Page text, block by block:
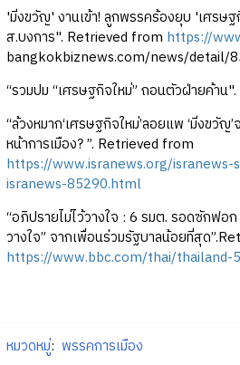
'มิ่งขวัญ' งานเข้า! ลูกพรรคร้องยุบ 'เศรษ
ส.บงการ". Retrieved from https://
bangkokbiznews.com/news/detail/
“รวมปม “เศรษฐกิจใหม่” ถอนตัวฝ่ายค้าน
“ล้วงหมาก‘เศรษฐกิจใหม่’ลอยแพ ‘มิ่งขวัญ
หน้าการเมือง? ”. Retrieved from
https://www.isranews.org/
isranews-85290.html
“อภิปรายไม่ไว้วางใจ : 6 รมต. รอดซักฟอ
วางใจ” จากเพื่อนร่วมรัฐบาลน้อยที่สุด
https://www.bbc.com/thai/thailand-
หมวดหมู่: พรรคการเมือง